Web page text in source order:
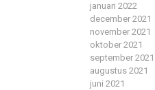
januari 2022
december 2021
november 2021
oktober 2021
september 2021
augustus 2021
juni 2021